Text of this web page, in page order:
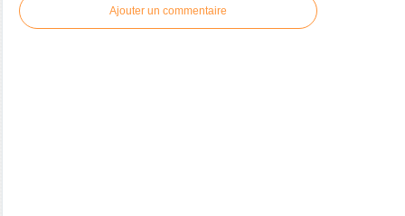
Ajouter un commentaire